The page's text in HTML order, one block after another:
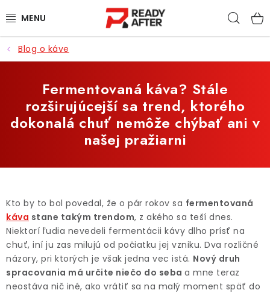
na
KÁVA
SYPANÉ ČAJE
CASCARA
PRE DETI
ZĽAVNENÉ PRODUKTY
O NÁS
Blog o káve
Fermentovaná káva? Stále
rozširujúcejší sa trend, ktorého
dokonalá chuť nemôže chýbať ani v
našej pražiarni
Kto by to bol povedal, že o pár rokov sa fermentovaná
káva stane takým trendom, z akého sa teší dnes.
Niektorí ľudia nevedeli fermentácii kávy dlho prísť na
chuť, iní ju zas milujú od počiatku jej vzniku. Dva rozličné
názory, pri ktorých je však jedna vec istá. Nový druh
spracovania má určite niečo do seba a mne teraz
neostáva nič iné, ako vrátiť sa na malý moment späť do